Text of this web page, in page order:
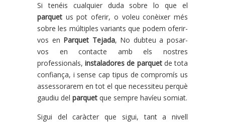
Si tenéis cualquier duda sobre lo que el
parquet us pot oferir, o voleu conèixer més
sobre les múltiples variants que podem oferir-
vos en Parquet Tejada, No dubteu a posar-
vos en contacte amb els nostres
professionals,instaladores de parquetde tota
confiança, i sense cap tipus de compromís us
assessorarem en tot el que necessiteu perquè
gaudiu del parquet que sempre havíeu somiat.
Sigui del caràcter que sigui, tant a nivell